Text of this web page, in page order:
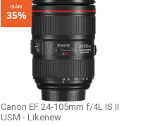
GIẢM
35%
Canon EF 24-105mm f/4L IS II
USM - Likenew